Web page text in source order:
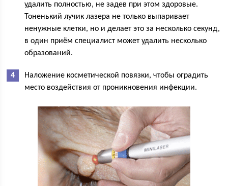
удалить полностью, не задев при этом здоровые.
Тоненький лучик лазера не только выпаривает
ненужные клетки, но и делает это за несколько секунд,
в один приём специалист может удалить несколько
образований.
Наложение косметической повязки, чтобы оградить
место воздействия от проникновения инфекции.